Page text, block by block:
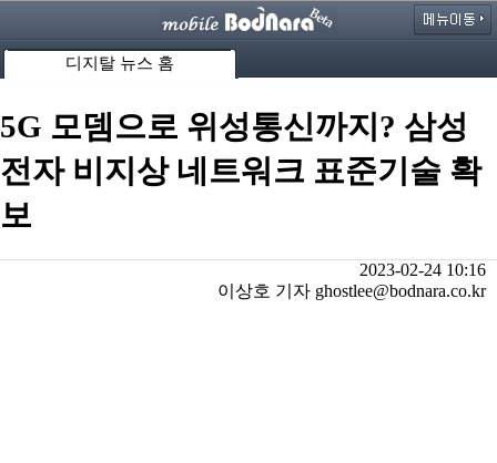
디지탈 뉴스 홈
5G 모뎀으로 위성통신까지? 삼성
전자 비지상 네트워크 표준기술 확
보
2023-02-24 10:16
이상호 기자 ghostlee@bodnara.co.kr